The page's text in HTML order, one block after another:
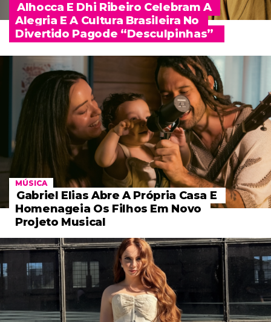
Alhocca E Dhi Ribeiro Celebram A
Alegria E A Cultura Brasileira No
Divertido Pagode “Desculpinhas”
MÚSICA
Gabriel Elias Abre A Própria Casa E
Homenageia Os Filhos Em Novo
Projeto Musical